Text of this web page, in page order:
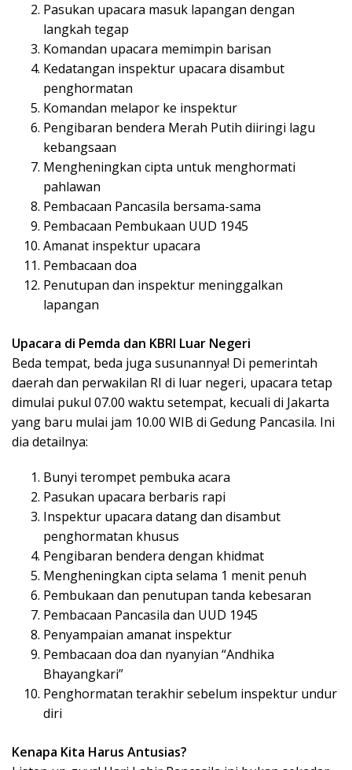
Pasukan upacara masuk lapangan dengan
langkah tegap
Komandan upacara memimpin barisan
Kedatangan inspektur upacara disambut
penghormatan
Komandan melapor ke inspektur
Pengibaran bendera Merah Putih diiringi lagu
kebangsaan
Mengheningkan cipta untuk menghormati
pahlawan
Pembacaan Pancasila bersama-sama
Pembacaan Pembukaan UUD 1945
Amanat inspektur upacara
Pembacaan doa
Penutupan dan inspektur meninggalkan
lapangan
Upacara di Pemda dan KBRI Luar Negeri
Beda tempat, beda juga susunannya! Di pemerintah
daerah dan perwakilan RI di luar negeri, upacara tetap
dimulai pukul 07.00 waktu setempat, kecuali di Jakarta
yang baru mulai jam 10.00 WIB di Gedung Pancasila. Ini
dia detailnya:
Bunyi terompet pembuka acara
Pasukan upacara berbaris rapi
Inspektur upacara datang dan disambut
penghormatan khusus
Pengibaran bendera dengan khidmat
Mengheningkan cipta selama 1 menit penuh
Pembukaan dan penutupan tanda kebesaran
Pembacaan Pancasila dan UUD 1945
Penyampaian amanat inspektur
Pembacaan doa dan nyanyian “Andhika
Bhayangkari”
Penghormatan terakhir sebelum inspektur undur
diri
Kenapa Kita Harus Antusias?